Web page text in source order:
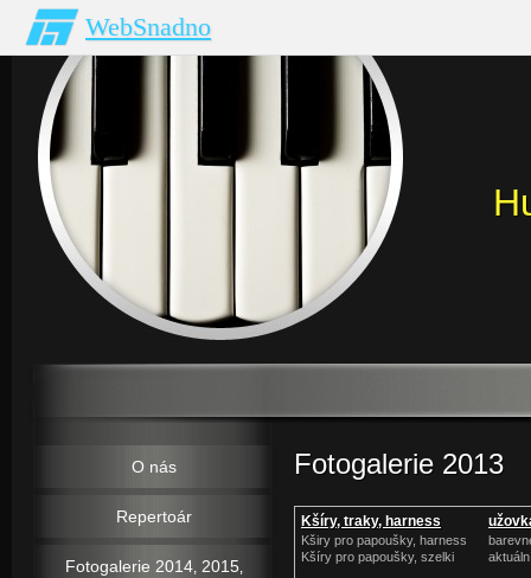
WebSnadno
Fotogalerie 2013
Kšíry, traky, harness
Kširy pro papoušky, harness
Kšíry pro papoušky, szelki
O nás
Repertoár
Fotogalerie 2014‚ 2015‚